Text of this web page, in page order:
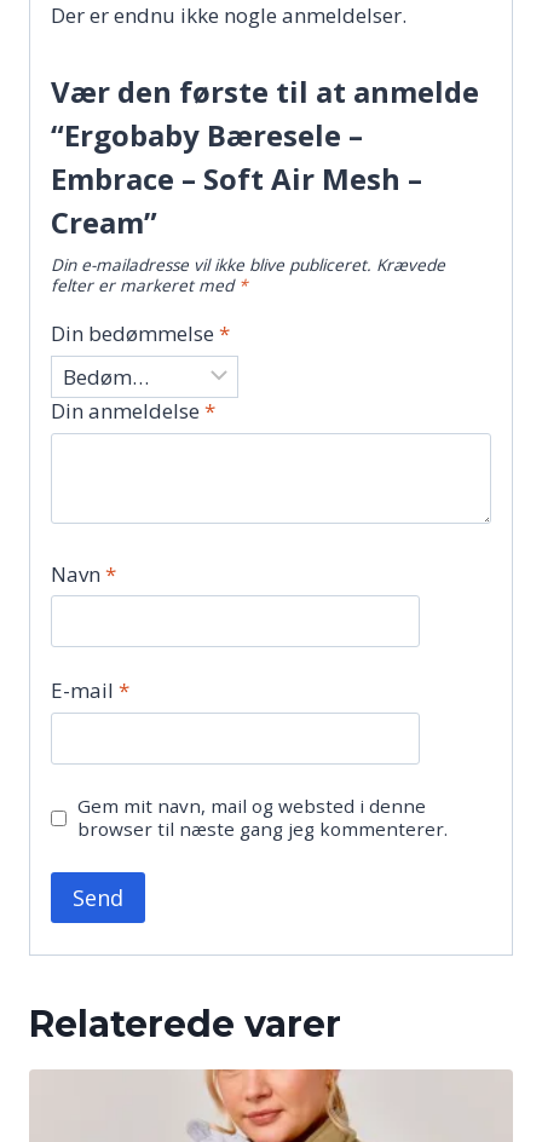
Der er endnu ikke nogle anmeldelser.
Vær den første til at anmelde
“Ergobaby Bæresele –
Embrace – Soft Air Mesh –
Cream”
Din e-mailadresse vil ikke blive publiceret. Krævede
felter er markeret med *
Din bedømmelse *
Din anmeldelse *
Navn *
E-mail *
Gem mit navn, mail og websted i denne
browser til næste gang jeg kommenterer.
Relaterede varer